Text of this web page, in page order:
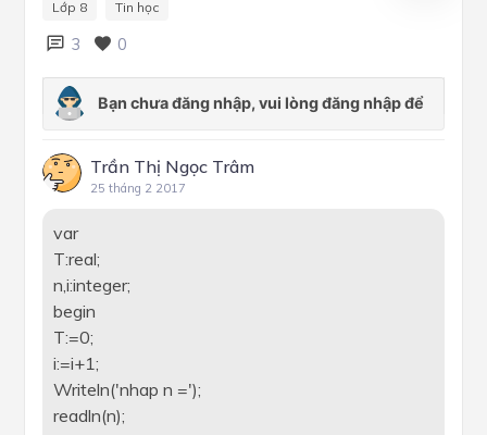
Lớp 8 Tin học
3 0
Trần Thị Ngọc Trâm
25 tháng 2 2017
var
T:real;
n,i:integer;
begin
T:=0;
i:=i+1;
Writeln('nhap n =');
readln(n);